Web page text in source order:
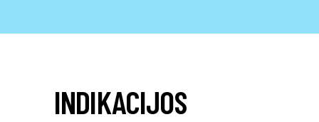
INDIKACIJOS